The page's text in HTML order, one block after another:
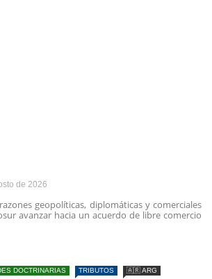
de 2026
geopolíticas, diplomáticas y comerciales
avanzar hacia un acuerdo de libre comercio
DOCTRINARIAS TRIBUTOS 🇦🇷 ARG